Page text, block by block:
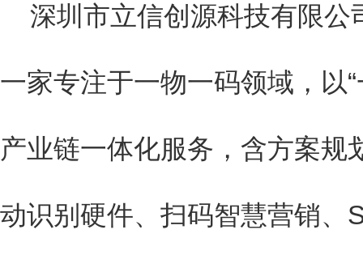
深圳市立信创源科技有限
一家专注于一物一码领域，以
产业链一体化服务，含方案规
动识别硬件、扫码智慧营销、